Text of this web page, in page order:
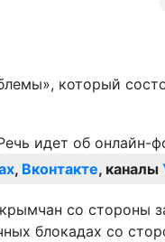
который
, Вконтакте, каналы
со стороны
блокадах со